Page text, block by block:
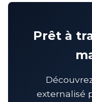
Prêt à
externalisé